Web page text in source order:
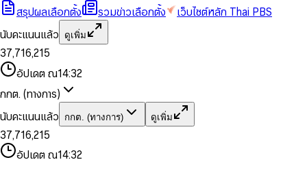
สรุปผลเลือกตั้ง
รวมข่าวเลือกตั้ง
เว็บไซต์หลัก Thai PBS
นับคะแนนแล้ว
ดูเพิ่ม
0
1
2
3
4
5
6
8
9
4
5
6
7
8
9
,
4
6
7
8
9
0
1
2
3
4
5
6
7
8
9
3
5
6
7
8
9
,
1
2
4
5
7
8
9
0
1
3
4
6
7
8
9
2
3
4
5
7
8
อัปเดต ณ14:32
กกต. (ทางการ)
นับคะแนนแล้ว
กกต. (ทางการ) ดูเพิ่ม
0
1
2
3
4
5
0
1
2
4
5
6
7
8
9
,
0
1
2
4
6
7
8
9
0
1
2
3
0
1
3
5
6
7
8
,
1
2
4
0
1
3
0
2
3
4
5
7
อัปเดต ณ14:32